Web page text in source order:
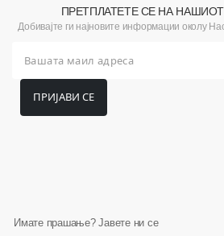
ПРЕТПЛАТЕТЕ СЕ НА НАШИОТ
Добивајте ги најновите информации околу
ПРИЈАВИ СЕ
Имате прашање? Јавете ни се